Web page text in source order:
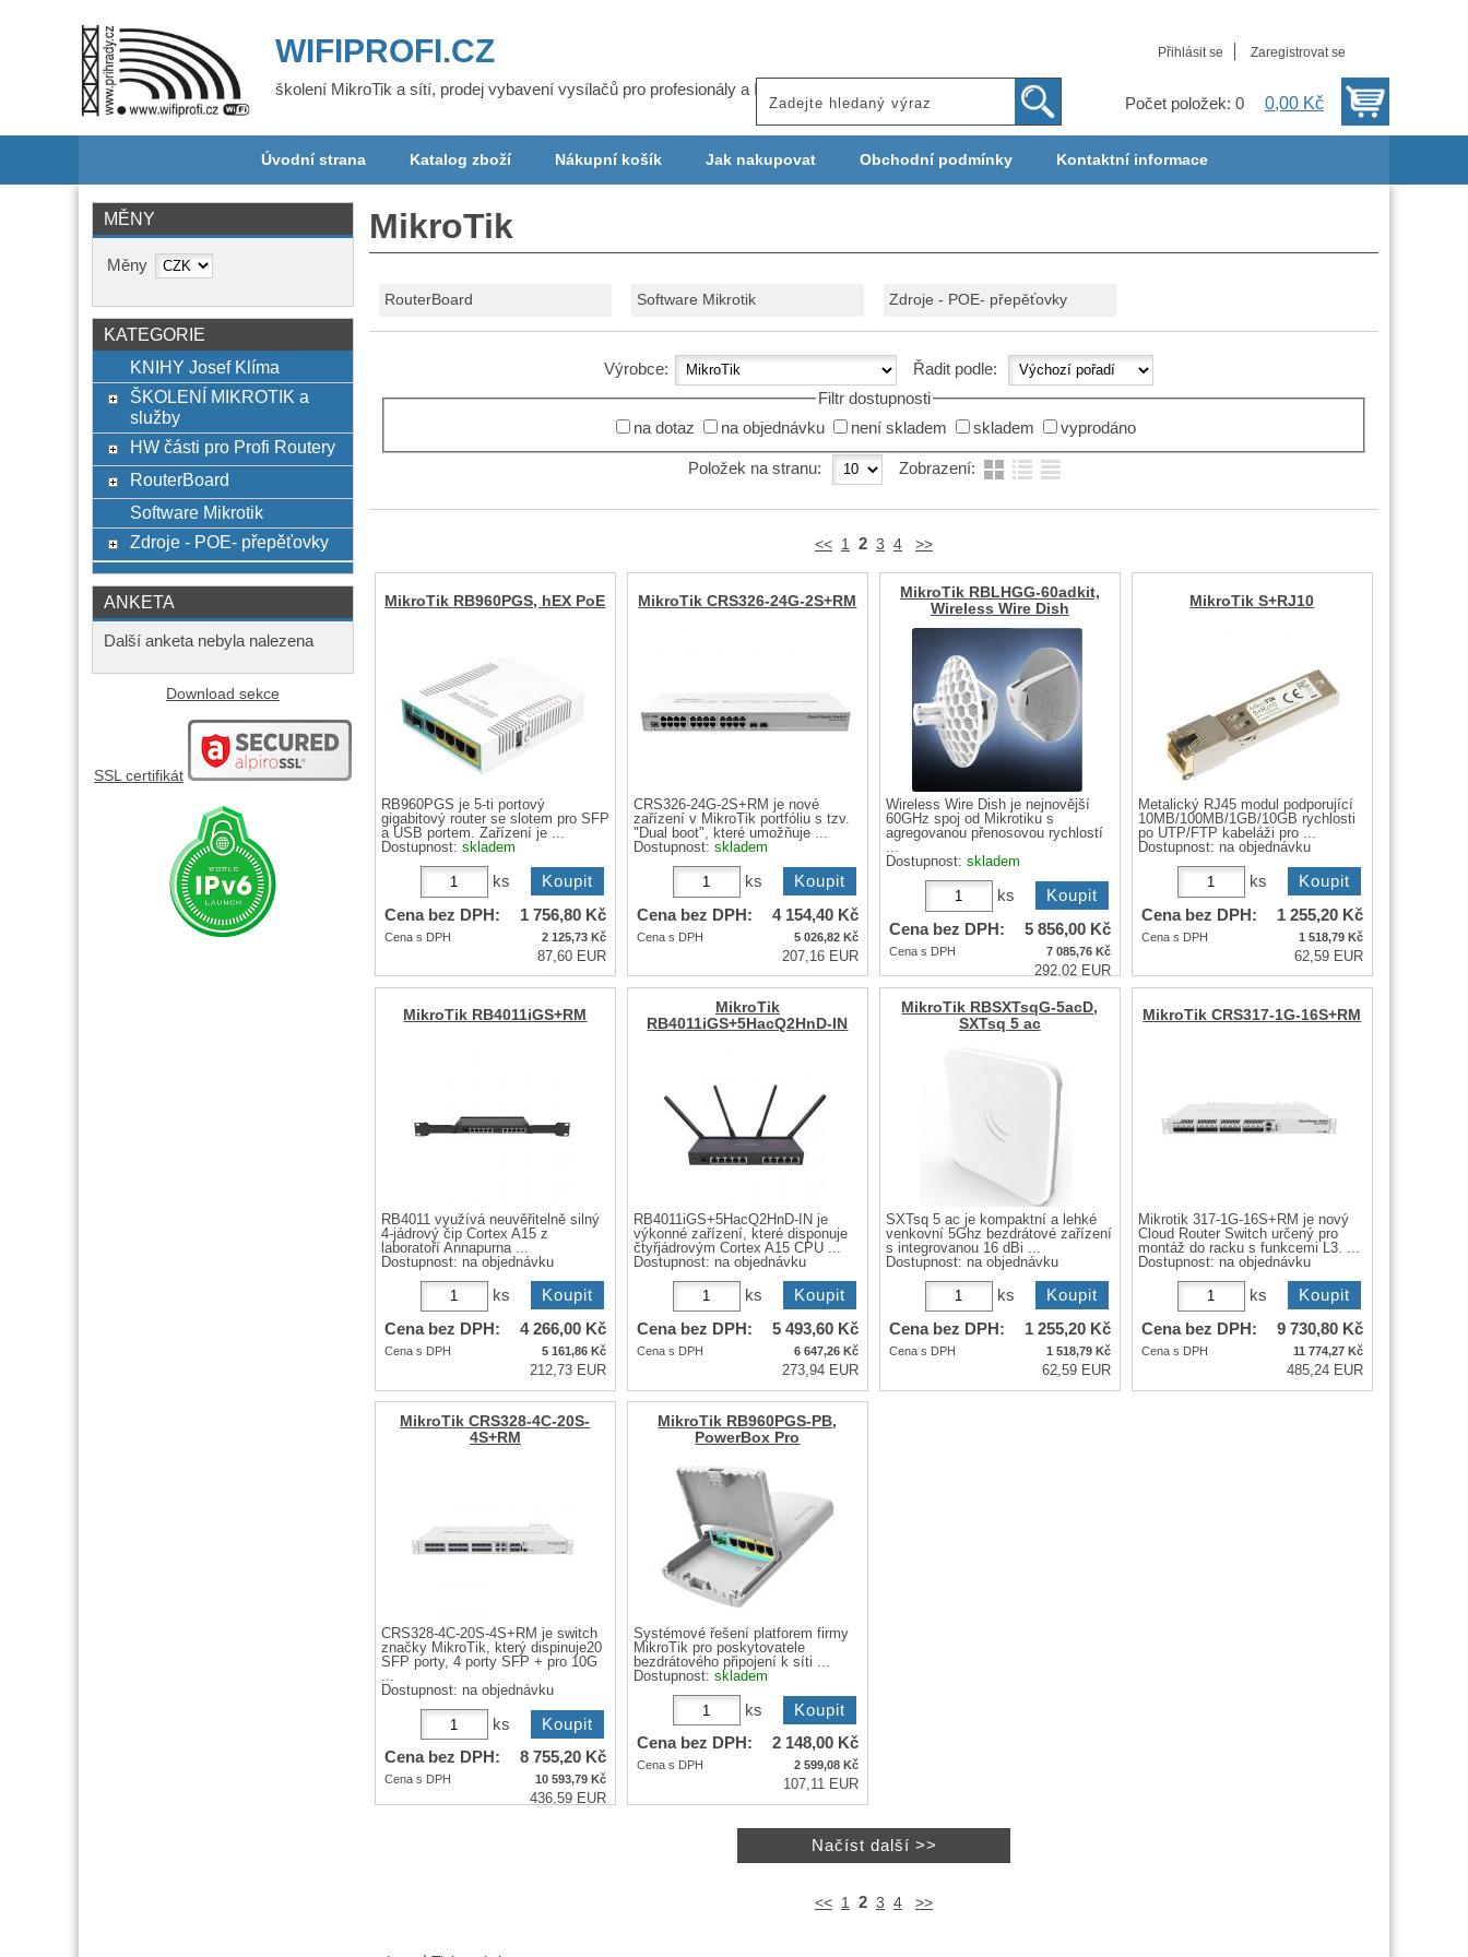
Přihlásit se Zaregistrovat se
Počet položek: 0 0,00 Kč
WIFIPROFI.CZ
školení MikroTik a sítí, prodej vybavení vysílačů pro profesionály a ISP
Úvodní strana Katalog zboží Nákupní košík Jak nakupovat Obchodní podmínky Kontaktní informace
MikroTik
RouterBoard Software Mikrotik Zdroje - POE- přepěťovky
Výrobce:
Řadit podle:
Filtr dostupnosti
na dotaz
na objednávku není skladem skladem vyprodáno
Položek na stranu: Zobrazení:
<< 1 2 3 4 >>
MikroTik RB960PGS, hEX PoE
RB960PGS je 5-ti portový
gigabitový router se slotem pro SFP
a USB portem. Zařízení je ...
Dostupnost: skladem
ks
Cena bez DPH: 1 756,80 Kč
Cena s DPH 2 125,73 Kč
87,60 EUR
MikroTik CRS326-24G-2S+RM
CRS326-24G-2S+RM je nové
zařízení v MikroTik portfóliu s tzv.
"Dual boot", které umožňuje ...
Dostupnost: skladem
ks
Cena bez DPH: 4 154,40 Kč
Cena s DPH 5 026,82 Kč
207,16 EUR
MikroTik RBLHGG-60adkit,
Wireless Wire Dish
Wireless Wire Dish je nejnovější
60GHz spoj od Mikrotiku s
agregovanou přenosovou rychlostí
...
Dostupnost: skladem
ks
Cena bez DPH: 5 856,00 Kč
Cena s DPH 7 085,76 Kč
292,02 EUR
MikroTik S+RJ10
Metalický RJ45 modul podporující
10MB/100MB/1GB/10GB rychlosti
po UTP/FTP kabeláži pro ...
Dostupnost: na objednávku
ks
Cena bez DPH: 1 255,20 Kč
Cena s DPH 1 518,79 Kč
62,59 EUR
MikroTik RB4011iGS+RM
RB4011 využívá neuvěřitelně silný
4-jádrový čip Cortex A15 z
laboratoří Annapurna ...
Dostupnost: na objednávku
ks
Cena bez DPH: 4 266,00 Kč
Cena s DPH 5 161,86 Kč
212,73 EUR
MikroTik
RB4011iGS+5HacQ2HnD-IN
RB4011iGS+5HacQ2HnD-IN je
výkonné zařízení, které disponuje
čtyřjádrovým Cortex A15 CPU ...
Dostupnost: na objednávku
ks
Cena bez DPH: 5 493,60 Kč
Cena s DPH 6 647,26 Kč
273,94 EUR
MikroTik RBSXTsqG-5acD,
SXTsq 5 ac
SXTsq 5 ac je kompaktní a lehké
venkovní 5Ghz bezdrátové zařízení
s integrovanou 16 dBi ...
Dostupnost: na objednávku
ks
Cena bez DPH: 1 255,20 Kč
Cena s DPH 1 518,79 Kč
62,59 EUR
MikroTik CRS317-1G-16S+RM
Mikrotik 317-1G-16S+RM je nový
Cloud Router Switch určený pro
montáž do racku s funkcemi L3. ...
Dostupnost: na objednávku
ks
Cena bez DPH: 9 730,80 Kč
Cena s DPH 11 774,27 Kč
485,24 EUR
MikroTik CRS328-4C-20S-
4S+RM
CRS328-4C-20S-4S+RM je switch
značky MikroTik, který dispinuje20
SFP porty, 4 porty SFP + pro 10G
Dostupnost: na objednávku
ks
Cena bez DPH: 8 755,20 Kč
Cena s DPH 10 593,79 Kč
436,59 EUR
MikroTik RB960PGS-PB,
PowerBox Pro
Systémové řešení platforem firmy
MikroTik pro poskytovatele
bezdrátového připojení k síti ...
Dostupnost: skladem
ks
Cena bez DPH: 2 148,00 Kč
Cena s DPH 2 599,08 Kč
107,11 EUR
<< 1 2 3 4 >>
MĚNY
Měny
KATEGORIE
KNIHY Josef Klíma
ŠKOLENÍ MIKROTIK a
služby
HW části pro Profi Routery
RouterBoard
Software Mikrotik
Zdroje - POE- přepěťovky
ANKETA
Další anketa nebyla nalezena
Download sekce
SSL certifikát